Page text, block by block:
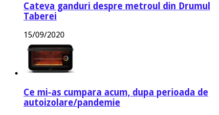
Cateva ganduri despre metroul din Drumul
Taberei
15/09/2020
Ce mi-as cumpara acum, dupa perioada de
autoizolare/pandemie